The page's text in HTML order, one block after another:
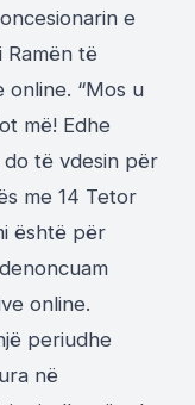
e
Ramën të
“Mos u
më! Edhe
të vdesin për
me 14 Tetor
është për
online.
periudhe
në